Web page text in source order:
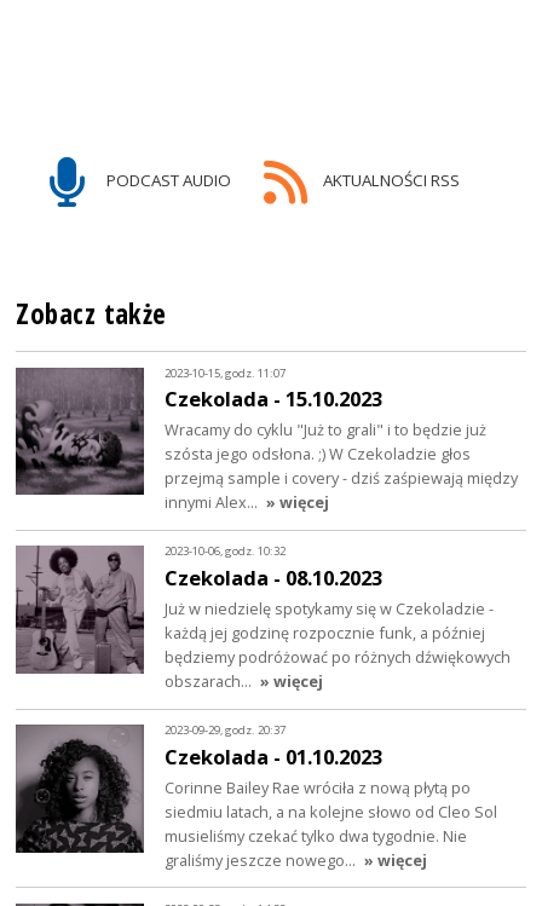
PODCAST AUDIO AKTUALNOŚCI RSS
Zobacz także
2023-10-15, godz. 11:07
Czekolada - 15.10.2023
Wracamy do cyklu "Już to grali" i to będzie już
szósta jego odsłona. ;) W Czekoladzie głos
przejmą sample i covery - dziś zaśpiewają między
innymi Alex… » więcej
2023-10-06, godz. 10:32
Czekolada - 08.10.2023
Już w niedzielę spotykamy się w Czekoladzie -
każdą jej godzinę rozpocznie funk, a później
będziemy podróżować po różnych dźwiękowych
obszarach… » więcej
2023-09-29, godz. 20:37
Czekolada - 01.10.2023
Corinne Bailey Rae wróciła z nową płytą po
siedmiu latach, a na kolejne słowo od Cleo Sol
musieliśmy czekać tylko dwa tygodnie. Nie
graliśmy jeszcze nowego… » więcej